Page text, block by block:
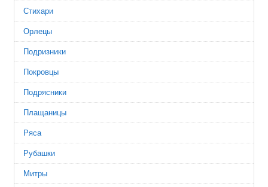
Стихари
Орлецы
Подризники
Покровцы
Подрясники
Плащаницы
Ряса
Рубашки
Митры